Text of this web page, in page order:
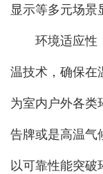
显示等多元场景
环境适应性：
温技术，确保在
为室内户外各类
告牌或是高温气
以可靠性能突破